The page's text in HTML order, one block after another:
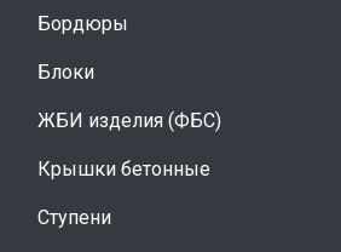
Бордюры
Блоки
ЖБИ изделия (ФБС)
Крышки бетонные
Ступени